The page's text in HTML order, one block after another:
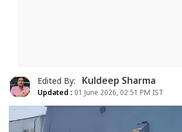
Edited By: Kuldeep Sharma
Updated : 01 June 2026, 02:51 PM IST